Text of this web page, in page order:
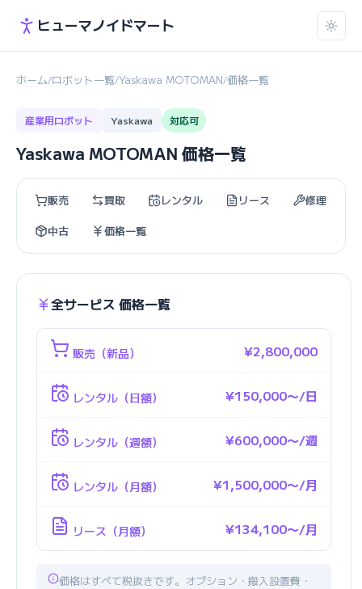
ヒューマノイドマート
ホーム/ロボット一覧/Yaskawa MOTOMAN/価格一覧
産業用ロボット Yaskawa 対応可
Yaskawa MOTOMAN 価格一覧
販売 買取 レンタル リース
修理
中古
価格一覧
全サービス 価格一覧
販売（新品） ¥2,800,000
レンタル（日額） ¥150,000〜/日
レンタル（週額） ¥600,000〜/週
レンタル（月額） ¥1,500,000〜/月
リース（月額） ¥134,100〜/月
価格はすべて税抜きです。オプション・搬入設置費・